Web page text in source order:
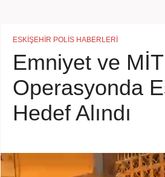
ESKIŞEHIR POLIS HABERLERI
Emniyet ve
Operasyonda
Hedef Alındı